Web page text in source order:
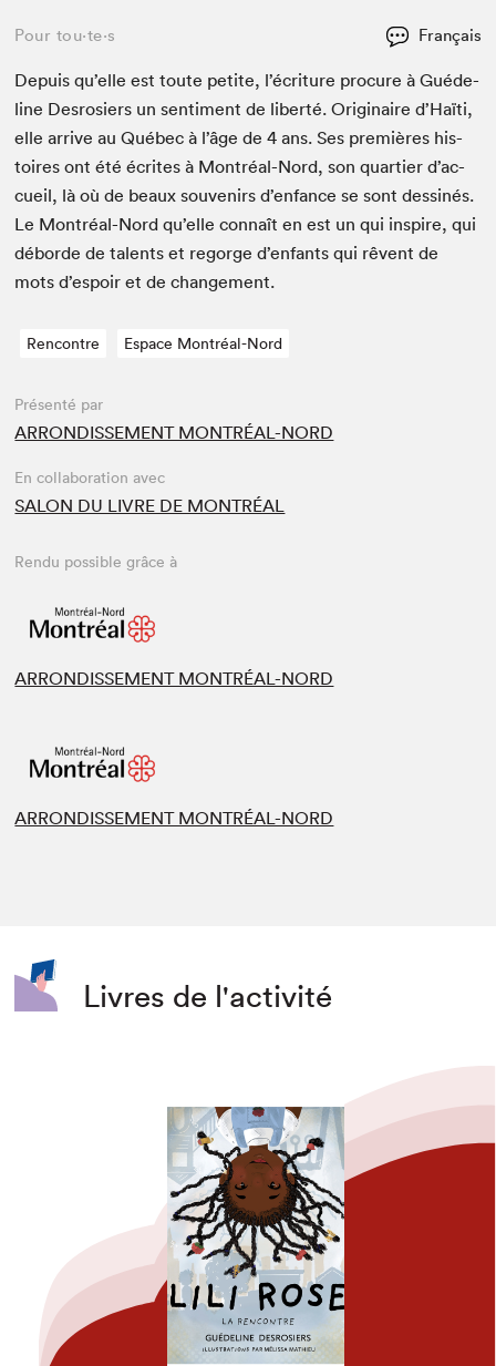
Pour tou⋅te⋅s Français
Depuis qu’elle est toute petite, l’écriture pro­cure à Guéde­
line Desrosiers un sen­ti­ment de lib­erté. Orig­i­naire d’Haïti,
elle arrive au Québec à l’âge de4 ans. Ses pre­mières his­
toires ont été écrites à Mon­tréal-Nord, son quarti­er d’ac­
cueil, là où de beaux sou­venirs d’enfance se sont dess­inés.
Le Mon­tréal-Nord qu’elle con­naît en est un qui inspire, qui
débor­de de tal­ents et regorge d’enfants qui rêvent de
mots d’espoir et de changement.
Rencontre Espace Montréal-Nord
Présenté par
ARRONDISSEMENT MONTRÉAL-NORD
En collaboration avec
SALON DU LIVRE DE MONTRÉAL
Rendu possible grâce à
ARRONDISSEMENT MONTRÉAL-NORD
ARRONDISSEMENT MONTRÉAL-NORD
Livres de l'activité